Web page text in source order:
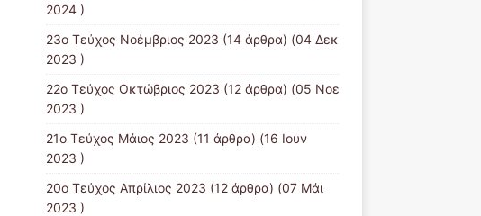
2024 )
23ο Τεύχος Νοέμβριος 2023 (14 άρθρα) (04 Δεκ
2023 )
22ο Τεύχος Οκτώβριος 2023 (12 άρθρα) (05 Νοε
2023 )
21ο Τεύχος Μάιος 2023 (11 άρθρα) (16 Ιουν
2023 )
20ο Τεύχος Απρίλιος 2023 (12 άρθρα) (07 Μάι
2023 )